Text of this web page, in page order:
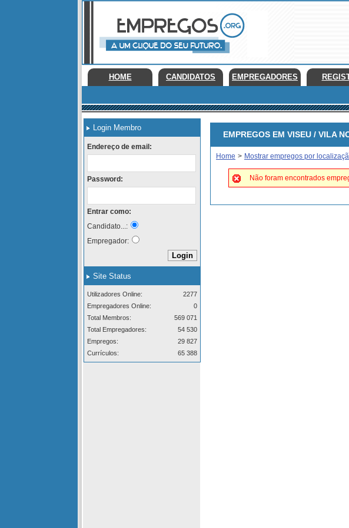
HOME CANDIDATOS EMPREGADORES
Login Membro
Endereço de email:
Password:
Entrar como:
Candidato...:
Empregador:
Site Status
Utilizadores Online:
2277
Empregadores Online:
0
Total Membros:
569 071
Total Empregadores:
54 530
Empregos:
29 827
Currículos:
65 388
EMPREGOS EM VISEU / VILA
Home > Mostrar empregos por
Não foram encontrados